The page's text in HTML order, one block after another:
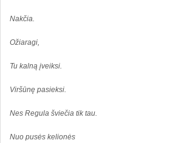
Nakčia.
Ožiaragi,
Tu kalną įveiksi.
Viršūnę pasieksi.
Nes Regula šviečia tik tau.
Nuo pusės kelionės